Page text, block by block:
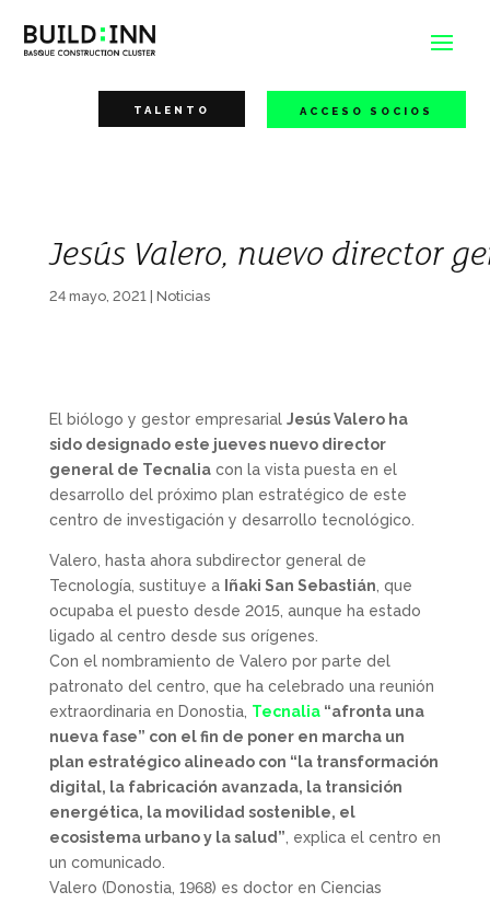
TALENTO ACCESO SOCIOS
Jesús Valero, nuevo director
24 mayo, 2021| Noticias
El biólogo y gestor empresarial Jesús Valero ha
sido designado este jueves nuevo director
general de Tecnaliacon la vista puesta en el
desarrollo del próximo plan estratégico de este
centro de investigación y desarrollo tecnológico.
Valero, hasta ahora subdirector general de
Tecnología, sustituye a Iñaki San Sebastián , que
ocupaba el puesto desde 2015, aunque ha estado
ligado al centro desde sus orígenes.
Con el nombramiento de Valero por parte del
patronato del centro, que ha celebrado una reunión
extraordinaria en Donostia, Tecnalia“afronta una
nueva fase” con el fin de poner en marcha un
plan estratégico alineado con “la transformación
digital, la fabricación avanzada, la transición
energética, la movilidad sostenible, el
ecosistema urbano y la salud” , explica el centro en
un comunicado.
Valero (Donostia, 1968) es doctor en Ciencias